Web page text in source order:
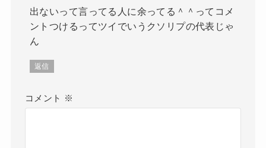
出ないって言ってる人に余ってる＾＾ってコメ
ントつけるってツイでいうクソリプの代表じゃ
ん
返信
コメント ※